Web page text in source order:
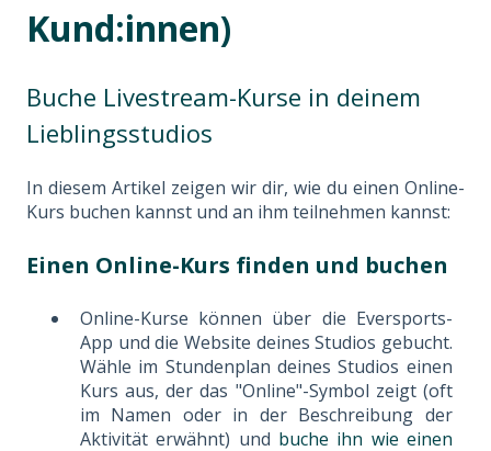
Kund:innen)
Buche Livestream-Kurse in deinem
Lieblingsstudios
In diesem Artikel zeigen wir dir, wie du einen Online-
Kurs buchen kannst und an ihm teilnehmen kannst:
Einen Online-Kurs finden und buchen
Online-Kurse können über die Eversports-
App und die Website deines Studios gebucht.
Wähle im Stundenplan deines Studios einen
Kurs aus, der das "Online"-Symbol zeigt (oft
im Namen oder in der Beschreibung der
Aktivität erwähnt) und buche ihn wie einen